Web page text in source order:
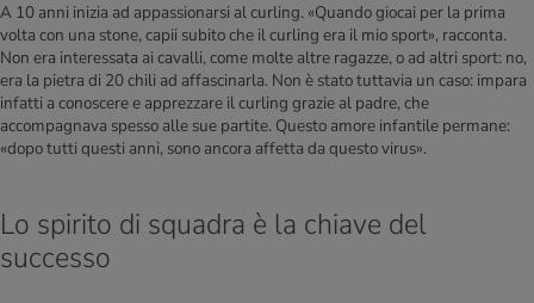
A 10 anni inizia ad appassionarsi al curling. «Quando giocai per la prima
volta con una stone, capii subito che il curling era il mio sport», racconta.
Non era interessata ai cavalli, come molte altre ragazze, o ad altri sport: no,
era la pietra di 20 chili ad affascinarla. Non è stato tuttavia un caso: impara
infatti a conoscere e apprezzare il curling grazie al padre, che
accompagnava spesso alle sue partite. Questo amore infantile permane:
«dopo tutti questi anni, sono ancora affetta da questo virus».
Lo spirito di squadra è la chiave del
successo